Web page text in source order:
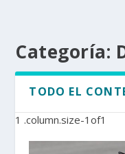
Categoría:
TODO EL